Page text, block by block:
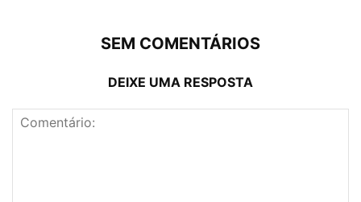
SEM COMENTÁRIOS
DEIXE UMA RESPOSTA